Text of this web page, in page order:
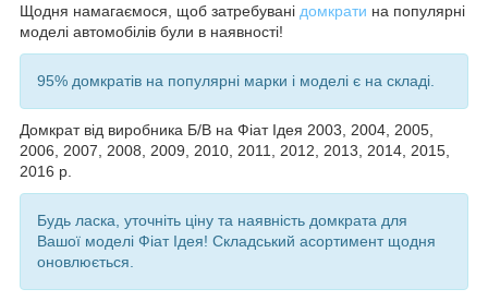
Щодня намагаємося, щоб затребувані домкрати на популярні
моделі автомобілів були в наявності!
95% домкратів на популярні марки і моделі є на складі.
Домкрат від виробника Б/В на Фіат Ідея 2003, 2004, 2005,
2006, 2007, 2008, 2009, 2010, 2011, 2012, 2013, 2014, 2015,
2016 р.
Будь ласка, уточніть ціну та наявність домкрата для
Вашої моделі Фіат Ідея! Складський асортимент щодня
оновлюється.